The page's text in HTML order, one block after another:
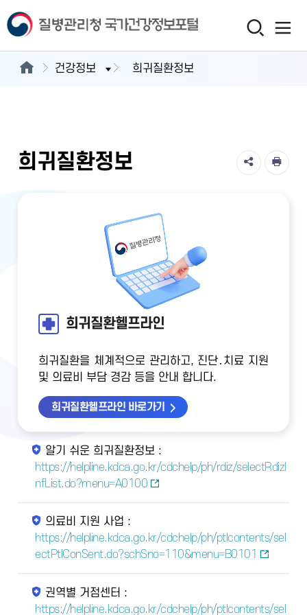
건강정보 희귀질환정보
희귀질환정보
희귀질환헬프라인
희귀질환을 체계적으로 관리하고, 진단․치료 지원
및 의료비 부담 경감 등을 안내 합니다.
희귀질환헬프라인 바로가기
알기 쉬운 희귀질환정보 :
https://helpline.kdca.go.kr/cdchelp/ph/rdiz/selectRdizI
nfList.do?menu=A0100
의료비 지원 사업 :
https://helpline.kdca.go.kr/cdchelp/ph/ptlcontents/sel
ectPtlConSent.do?schSno=110&menu=B0101
권역별 거점센터 :
https://helpline.kdca.go.kr/cdchelp/ph/ptlcontents/sel